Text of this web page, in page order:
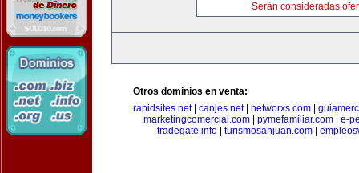
Serán consideradas
Otros dominios en venta:
rapidsites.net| canjes.net| networxs.com
marketingcomercial.com| pymefamiliar.com| e-
tradegate.info| turismosanjuan.com|